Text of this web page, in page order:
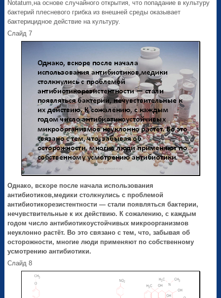
Notatum,на основе случайного открытия, что попадание в культуру
бактерий плесневого грибка из внешней среды оказывает
бактерицидное действие на культуру.
Слайд 7
Однако, вскоре после начала использования
антибиотиков,медики столкнулись с проблемой
антибиотикорезистентности — стали появляться бактерии,
нечувствительные к их действию. К сожалению, с каждым
годом число антибиотикоустойчивых микроорганизмов
неуклонно растёт. Во это связано с тем, что, забывая об
осторожности, многие люди применяют по собственному
усмотрению антибиотики.
Слайд 8